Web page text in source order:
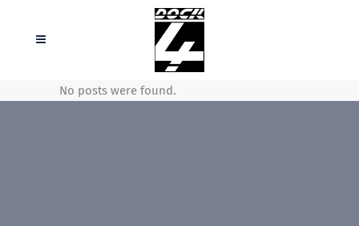
No posts were found.